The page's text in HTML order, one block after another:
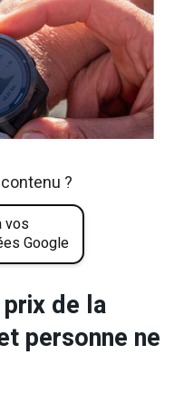
?
vos
Google
de la
personne ne